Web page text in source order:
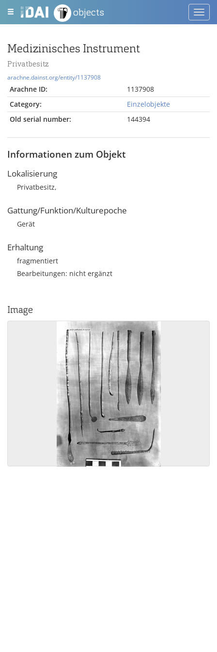
objects
Medizinisches Instrument
Privatbesitz
arachne.dainst.org/entity/1137908
Arachne ID:
1137908
Category:
Einzelobjekte
Old serial number:
144394
Informationen zum Objekt
Lokalisierung
Privatbesitz,
Gattung/Funktion/Kulturepoche
Gerät
Erhaltung
fragmentiert
Bearbeitungen: nicht ergänzt
Image